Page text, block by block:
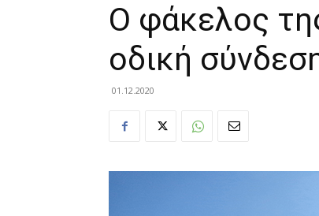
Ο φάκελος
οδική
01.12.2020